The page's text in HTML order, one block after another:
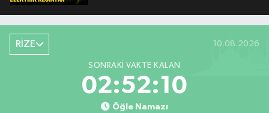
RİZE 10.08.2026
SONRAKI VAKTE KALAN
02:52:09
Öğle Namazı